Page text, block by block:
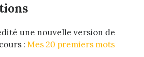
une nouvelle version de
: Mes 20 premiers mots